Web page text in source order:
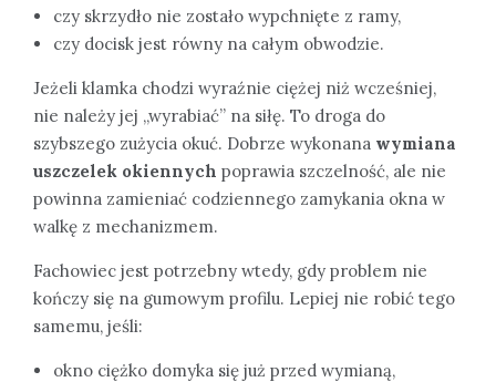
czy skrzydło nie zostało wypchnięte z ramy,
czy docisk jest równy na całym obwodzie.
Jeżeli klamka chodzi wyraźnie ciężej niż wcześniej,
nie należy jej „wyrabiać” na siłę. To droga do
szybszego zużycia okuć. Dobrze wykonana wymiana
uszczelek okiennych poprawia szczelność, ale nie
powinna zamieniać codziennego zamykania okna w
walkę z mechanizmem.
Fachowiec jest potrzebny wtedy, gdy problem nie
kończy się na gumowym profilu. Lepiej nie robić tego
samemu, jeśli:
okno ciężko domyka się już przed wymianą,